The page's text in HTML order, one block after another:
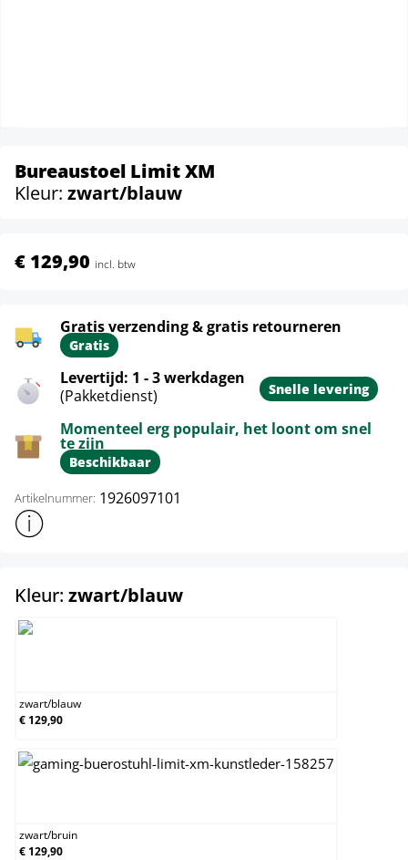
Bureaustoel Limit XM
Kleur: zwart/blauw
€ 129,90 incl. btw
Gratis verzending & gratis retourneren
Gratis
Levertijd: 1 - 3 werkdagen
(Pakketdienst)
Snelle levering
Momenteel erg populair, het loont om snel
te zijn
Beschikbaar
Artikelnummer: 1926097101
Toon meer productinformatie
Kleur: zwart/blauwselect
zwart/blauw
€ 129,90
zwart/bruin
€ 129,90